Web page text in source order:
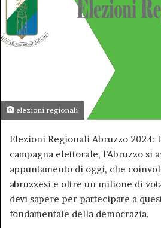
elezioni regionali
Elezioni Regionali Abruzzo 2024:
campagna elettorale, l’Abruzzo si
appuntamento di oggi, che
abruzzesi e oltre un milione di
devi sapere per partecipare a
fondamentale della democrazia.